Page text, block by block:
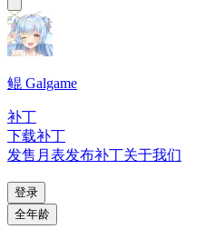
鲲 Galgame
补丁
下载补丁
发售月表发布补丁关于我们
登录
全年龄